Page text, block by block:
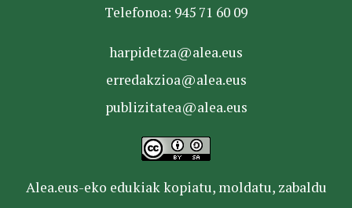
Telefonoa: 945 71 60 09
harpidetza@alea.eus
erredakzioa@alea.eus
publizitatea@alea.eus
Alea.eus-eko edukiak kopiatu, moldatu, zabaldu